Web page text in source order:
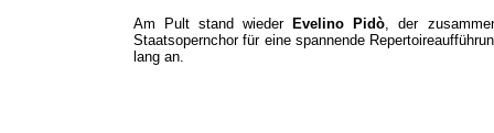
Am Pult stand wieder Evelino Pidò, der
Staatsopernchor für eine spannende
lang an.